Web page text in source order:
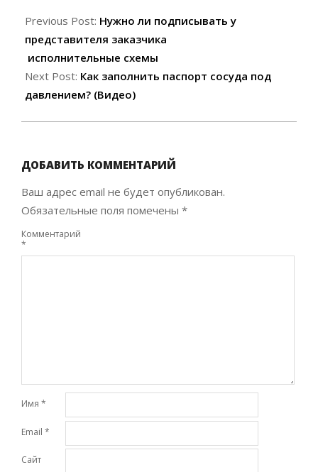
03-
03
Previous Post: Нужно ли подписывать у
представителя заказчика
исполнительные схемы
Next Post: Как заполнить паспорт сосуда под
давлением? (Видео)
ДОБАВИТЬ КОММЕНТАРИЙ
Ваш адрес email не будет опубликован.
Обязательные поля помечены *
Комментарий
*
Имя *
Email *
Сайт